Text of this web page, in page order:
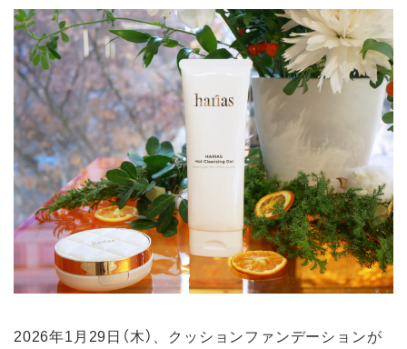
2026年1月29日（木）、クッションファンデーションが